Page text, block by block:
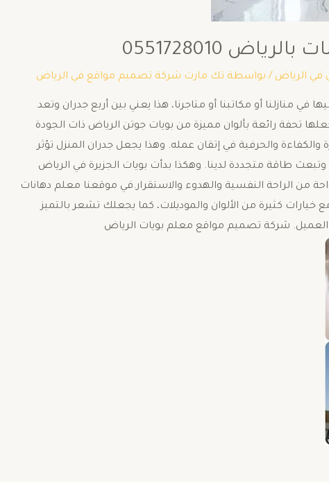
0551728010
في الرياض / بواسطة تك مارت شركة تصميم مواقع في الرياض
منازلنا أو مكاتبنا أو متاجرنا، هذا يعني بين أربع جدران وتعد
تحفة رائعة بألوان مميزة من بويات جوتن الرياض ذات الجودة
والحرفية في إتقان عمله. وهذا يجعل جدران المنزل تؤثر
طاقة متجددة لدينا. وهكذا بدأت بويات الجزيرة في الرياض
من الراحة النفسية والهدوء والاستقرار.في موقعنا معلم دهانات
كثيرة من الألوان والموديلات، كما يجعلك تشعر بالتميز
شركة تصميم مواقع معلم بويات الرياض